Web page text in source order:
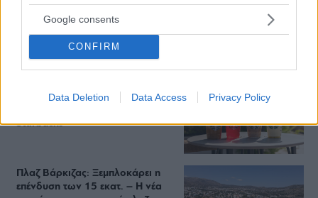
Google consents
CONFIRM
Data Deletion Data Access Privacy Policy
στο κύμα: Γιατί στο Bolivar πας
(και) για το φαγητό του
Βρήκαμε το ρόφημα που θα
Starbucks
Πλαζ Βάρκιζας: Ξεμπλοκάρει η
επένδυση των 15 εκατ. – Η νέα